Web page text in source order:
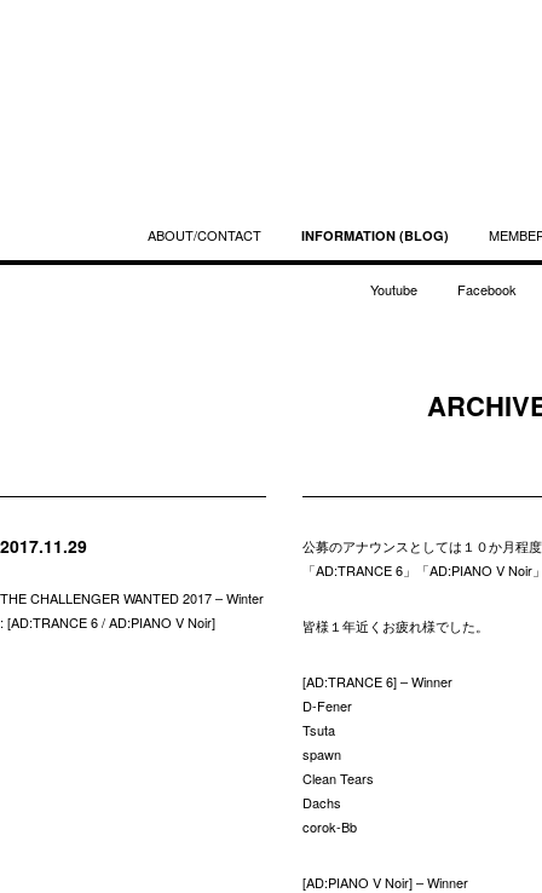
ABOUT/CONTACT INFORMATION (BLOG)
Youtube Facebook
2017.11.29
THE CHALLENGER WANTED 2017 – Winter
: [AD:TRANCE 6 / AD:PIANO V Noir]
公募のアナウンスとしては１０か月程
「AD:TRANCE 6」「AD:PIANO V
皆様１年近くお疲れ様でした。
[AD:TRANCE 6] – Winner
D-Fener
Tsuta
spawn
Clean Tears
Dachs
corok-Bb
[AD:PIANO V Noir] – Winner